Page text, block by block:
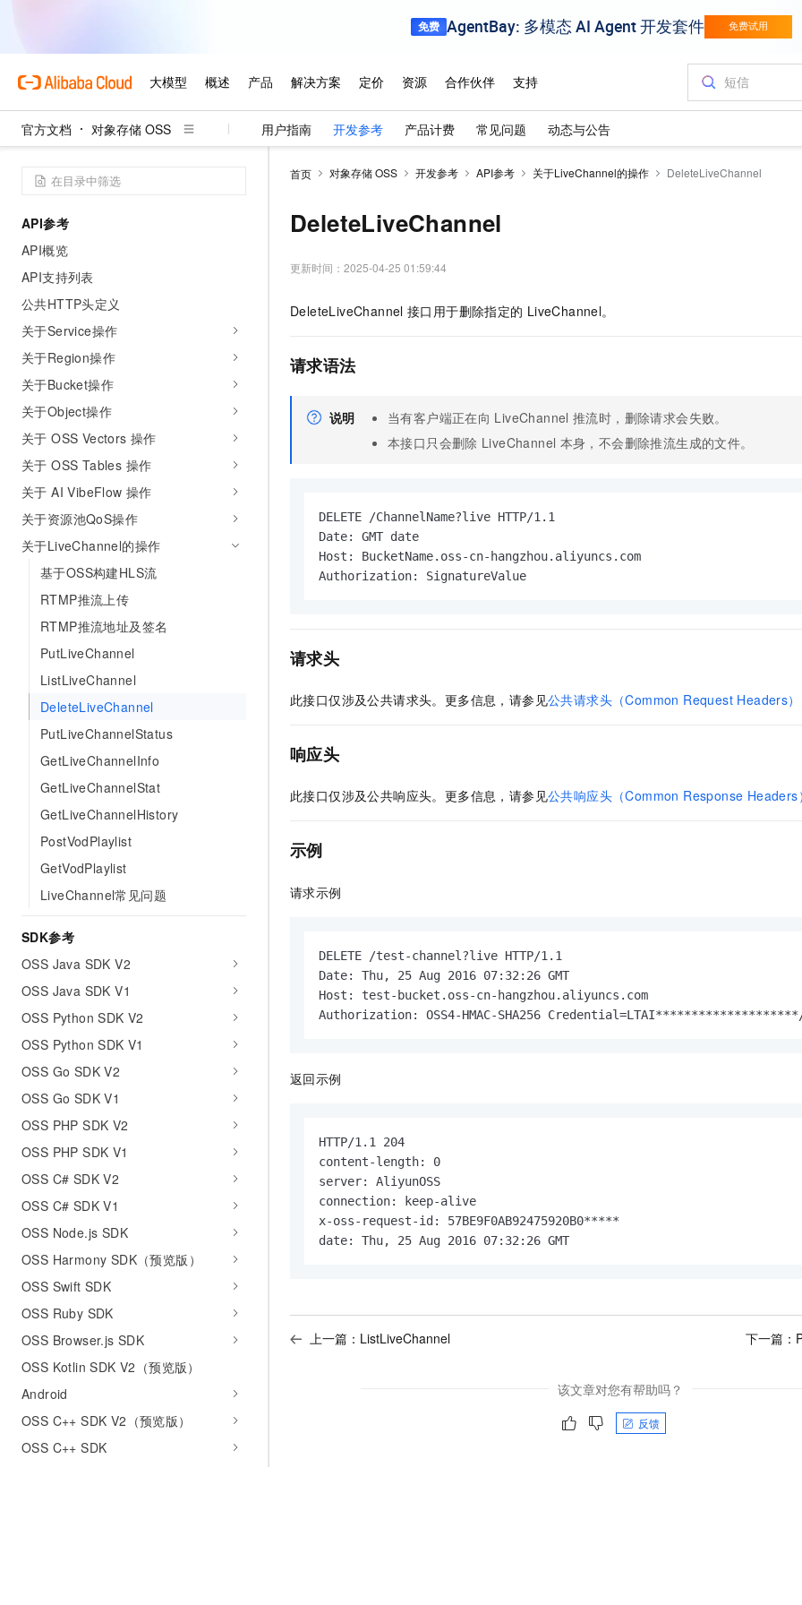
官方文档 对象存储 OSS 用户指南 开发参考 产品计费 常见问题 动态与公告
API参考
API概览
API支持列表
公共HTTP头定义
关于Service操作
关于Region操作
关于Bucket操作
关于Object操作
关于 OSS Vectors 操作
关于 OSS Tables 操作
关于 AI VibeFlow 操作
关于资源池QoS操作
关于LiveChannel的操作
基于OSS构建HLS流
RTMP推流上传
RTMP推流地址及签名
PutLiveChannel
ListLiveChannel
DeleteLiveChannel
PutLiveChannelStatus
GetLiveChannelInfo
GetLiveChannelStat
GetLiveChannelHistory
PostVodPlaylist
GetVodPlaylist
LiveChannel常见问题
SDK参考
OSS Java SDK V2
OSS Java SDK V1
OSS Python SDK V2
OSS Python SDK V1
OSS Go SDK V2
OSS Go SDK V1
OSS PHP SDK V2
OSS PHP SDK V1
OSS C# SDK V2
OSS C# SDK V1
OSS Node.js SDK
OSS Harmony SDK（预览版）
OSS Swift SDK
OSS Ruby SDK
OSS Browser.js SDK
OSS Kotlin SDK V2（预览版）
Android
OSS C++ SDK V2（预览版）
OSS C++ SDK
首页 对象存储 OSS 开发参考 API参考 关于LiveChannel的操作 DeleteLiveChannel
DeleteLiveChannel
更新时间： 2025-04-25 01:59:44
DeleteLiveChannel 接口用于删除指定的 LiveChannel。
请求语法
说明 当有客户端正在向 LiveChannel 推流时，删除请求会失败。
本接口只会删除 LiveChannel 本身，不会删除推流生成的文件。
DELETE /ChannelName?live HTTP/1.1
Date: GMT date
Host: BucketName.oss-cn-hangzhou.aliyuncs.com
Authorization: SignatureValue
请求头
此接口仅涉及公共请求头。更多信息，请参见公共请求头（Common Request Headers）
响应头
此接口仅涉及公共响应头。更多信息，请参见公共响应头（Common Response Headers）
示例
请求示例
DELETE /test-channel?live HTTP/1.1
Date: Thu, 25 Aug 2016 07:32:26 GMT
Host: test-bucket.oss-cn-hangzhou.aliyuncs.com
Authorization: OSS4-HMAC-SHA256 Credential=LTAI********************/
返回示例
HTTP/1.1 204
content-length: 0
server: AliyunOSS
connection: keep-alive
x-oss-request-id: 57BE9F0AB92475920B0*****
date: Thu, 25 Aug 2016 07:32:26 GMT
上一篇： ListLiveChannel 下一篇：
该文章对您有帮助吗？
反馈